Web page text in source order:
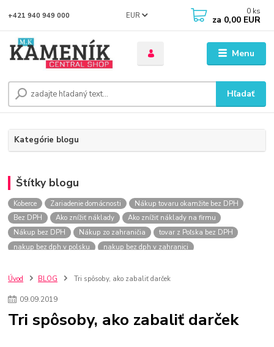
Menu
EUR
Hľadať
+421 940 949 000 0 ks
za 0,00 EUR
Kategórie blogu
Štítky blogu
Koberce Zariadenie domácnosti
Nákup tovaru okamžite bez DPH
Bez DPH
Ako znížiť náklady
Ako znížiť náklady na firmu
Nákup bez DPH
Nákup zo zahraničia
tovar z Poľska bez DPH
nakup bez dph v polsku
nakup bez dph v zahranici
nakupovanie na firmu bez dph
szco nakup bez dph
zlaté doplnky
Drezové batérie
Umyvadlové batérie
Kuchynské batérie
Úvod BLOG Tri spôsoby, ako zabaliť darček
09.09.2019
Tri spôsoby, ako zabaliť darček